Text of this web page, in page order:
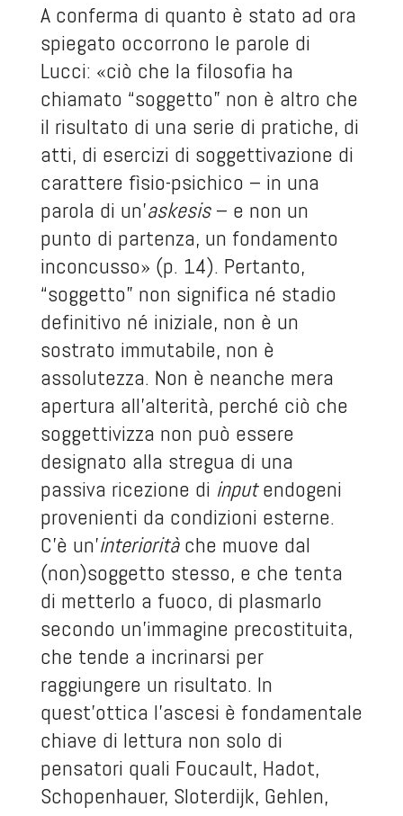
A conferma di quanto è stato ad ora
spiegato occorrono le parole di
Lucci: «ciò che la filosofia ha
chiamato “soggetto” non è altro che
il risultato di una serie di pratiche, di
atti, di esercizi di soggettivazione di
carattere fìsio-psichico – in una
parola di un’askesis– e non un
punto di partenza, un fondamento
inconcusso» (p. 14). Pertanto,
“soggetto” non significa né stadio
definitivo né iniziale, non è un
sostrato immutabile, non è
assolutezza. Non è neanche mera
apertura all’alterità, perché ciò che
soggettivizza non può essere
designato alla stregua di una
passiva ricezione di inputendogeni
provenienti da condizioni esterne.
C’è un’interioritàche muove dal
(non)soggetto stesso, e che tenta
di metterlo a fuoco, di plasmarlo
secondo un’immagine precostituita,
che tende a incrinarsi per
raggiungere un risultato. In
quest’ottica l’ascesi è fondamentale
chiave di lettura non solo di
pensatori quali Foucault, Hadot,
Schopenhauer, Sloterdijk, Gehlen,